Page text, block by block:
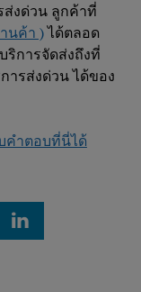
ส่งด่วน ลูกค้าที่
นค้า )ได้ตลอด
ริการจัดส่งถึงที่
ารส่งด่วน ได้ของ
ำตอบที่นี่ได้